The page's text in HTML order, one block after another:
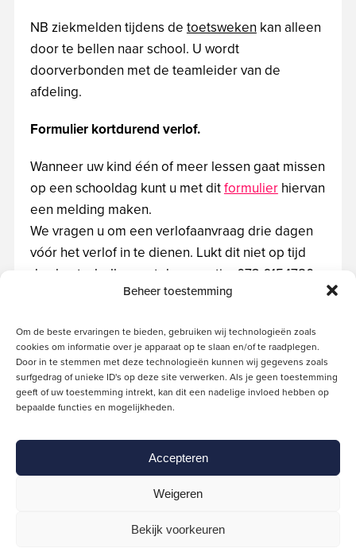
Beheer toestemming
Om de beste ervaringen te bieden, gebruiken wij technologieën zoals
cookies om informatie over je apparaat op te slaan en/of te raadplegen.
Door in te stemmen met deze technologieën kunnen wij gegevens zoals
surfgedrag of unieke ID's op deze site verwerken. Als je geen toestemming
geeft of uw toestemming intrekt, kan dit een nadelige invloed hebben op
bepaalde functies en mogelijkheden.
Accepteren
Weigeren
Bekijk voorkeuren
NB ziekmelden tijdens de toetsweken kan alleen
door te bellen naar school. U wordt
doorverbonden met de teamleider van de
afdeling.
Formulier kortdurend verlof.
Wanneer uw kind één of meer lessen gaat missen
op een schooldag kunt u met ditformulierhiervan
een melding maken.
We vragen u om een verlofaanvraag drie dagen
vóór het verlof in te dienen. Lukt dit niet op tijd
dan kunt u bellen met de receptie: 073-6154780.
Leerlingen 18 jaar of ouder vullen dit formulier
Indien u bijzonder verlof (meer dan 1 dag) wilt
aanvragen neem dan contact op met de
leerlingcoördinator of teamleider.
Tijdens toets/SE-weken is een verlofaanvraag
alleen mogelijk via de leerlingcoördinator.